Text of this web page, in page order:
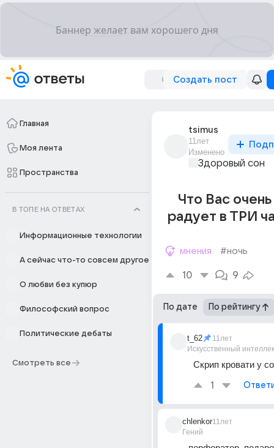
Создать пост
Главная
Моя лента
Пространства
В ТОПЕ НА ОТВЕТАХ
Информационные технологии
А сейчас что-то совсем другое
О любви без купюр
Философский вопрос
Политические дебаты
Смотреть все
tsimus
11лет
Изменено
Здоровый сон
Что Вас
радует в ТРИ
мнения #ночь
10 9
По дате По рейтингу
t_62
Искусственный
11лет
Скрип кровати у
1
chlenkor
Гений
11лет